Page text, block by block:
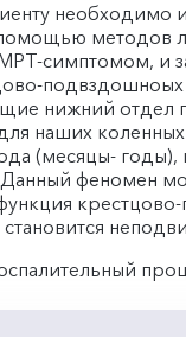
необходимо
помощью методов
симптомом, и
нижний отдел
наших
(месяцы- годы),
Данный феномен
крестцово-
становится